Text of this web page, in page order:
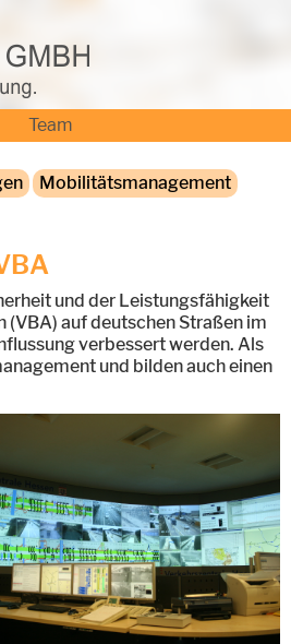
Team
Mobilitätsmanagement
und der Leistungsfähigkeit
auf deutschen Straßen im
verbessert werden. Als
und bilden auch einen